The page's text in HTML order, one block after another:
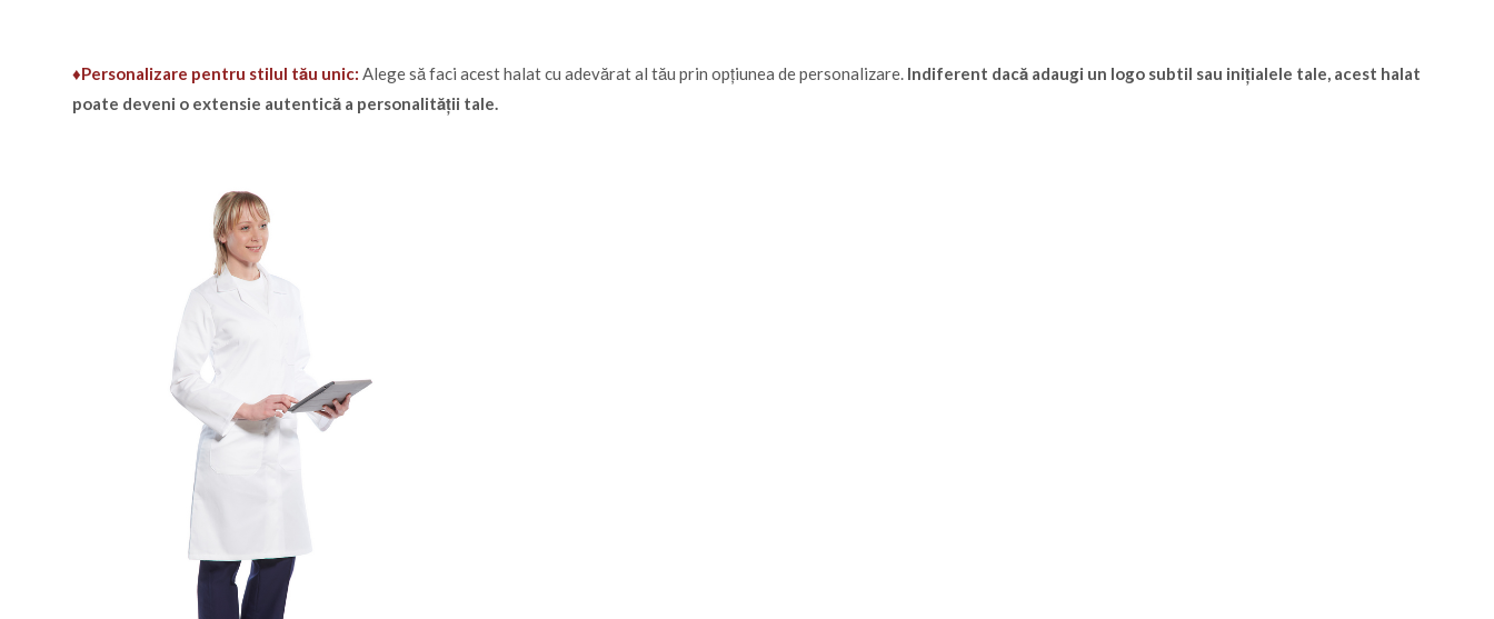
♦Personalizare pentru stilul tău unic: Alege să faci acest halat cu adevărat al tău prin opțiunea de personalizare. Indiferent dacă adaugi un logo subtil sau inițialele tale, acest halat
poate deveni o extensie autentică a personalității tale.